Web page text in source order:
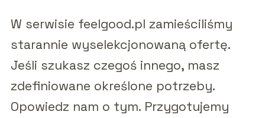
W serwisie feelgood.pl zamieściliśmy
starannie wyselekcjonowaną ofertę.
Jeśli szukasz czegoś innego, masz
zdefiniowane określone potrzeby.
Opowiedz nam o tym. Przygotujemy